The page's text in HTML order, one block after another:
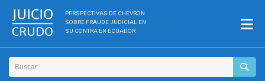
PERSPECTIVAS DE CHEVRON
SOBRE FRAUDE JUDICIAL EN
SU CONTRA EN ECUADOR